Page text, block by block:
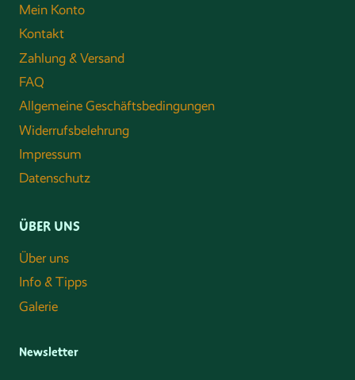
Mein Konto
Kontakt
Zahlung & Versand
FAQ
Allgemeine Geschäftsbedingungen
Widerrufsbelehrung
Impressum
Datenschutz
ÜBER UNS
Über uns
Info & Tipps
Galerie
Newsletter